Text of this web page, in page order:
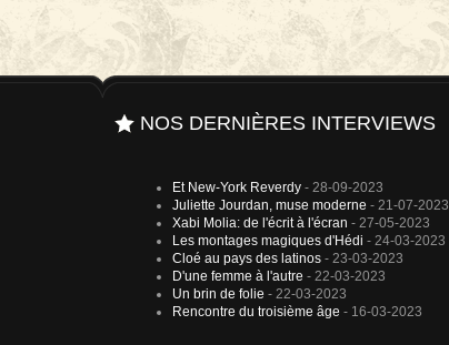
NOS DERNIÈRES INTERVIEWS
Et New-York Reverdy - 28-09-2023
Juliette Jourdan, muse moderne - 21-07-2023
Xabi Molia: de l'écrit à l'écran - 27-05-2023
Les montages magiques d'Hédi - 24-03-2023
Cloé au pays des latinos - 23-03-2023
D'une femme à l'autre - 22-03-2023
Un brin de folie - 22-03-2023
Rencontre du troisième âge - 16-03-2023